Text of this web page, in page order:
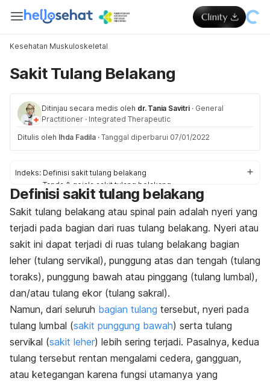
Kesehatan Muskuloskeletal
Sakit Tulang Belakang
Ditinjau secara medis oleh dr. Tania Savitri · General
Practitioner · Integrated Therapeutic
Ditulis oleh Ihda Fadila · Tanggal diperbarui 07/01/2022
Indeks: Definisi sakit tulang belakang
Tanda & gejala sakit tulang belakang
Penyebab sakit tulang belakang
Faktor risiko sakit tulang belakang
Pengobatan sakit tulang belakang di rumah
Pencegahan sakit tulang belakang
Definisi sakit tulang belakang
Sakit tulang belakang atau spinal pain adalah nyeri yang
terjadi pada bagian dari ruas tulang belakang. Nyeri atau
sakit ini dapat terjadi di ruas tulang belakang bagian
leher (tulang servikal), punggung atas dan tengah (tulang
toraks), punggung bawah atau pinggang (tulang lumbal),
dan/atau tulang ekor (tulang sakral).
Namun, dari seluruh bagian tulang tersebut, nyeri pada
tulang lumbal (sakit punggung bawah) serta tulang
servikal (sakit leher) lebih sering terjadi. Pasalnya, kedua
tulang tersebut rentan mengalami cedera, gangguan,
atau ketegangan karena fungsi utamanya yang